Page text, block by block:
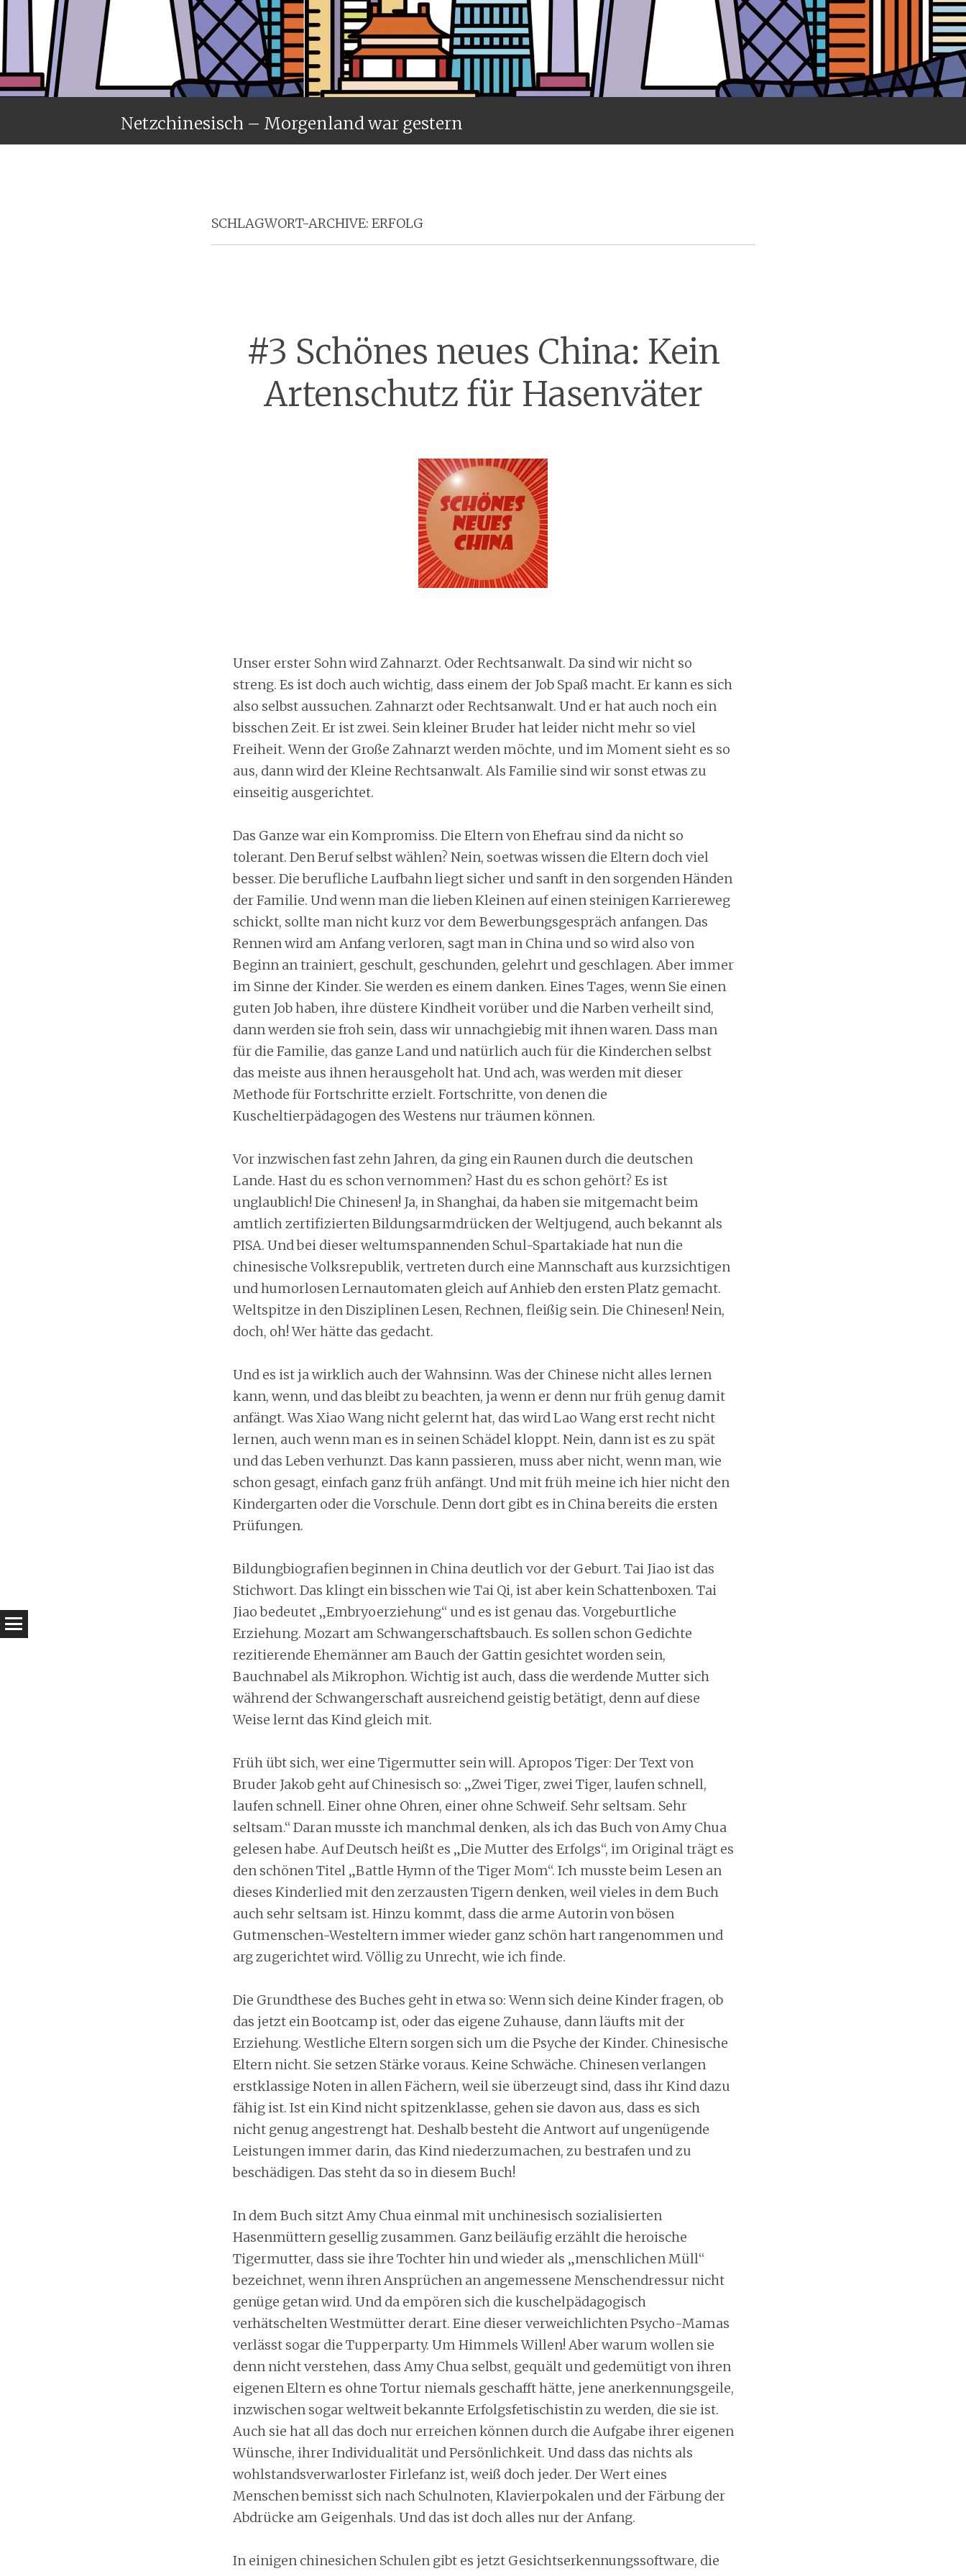
Netzchinesisch – Morgenland war gestern
SCHLAGWORT-ARCHIVE: ERFOLG
#3 Schönes neues China: Kein
Artenschutz für Hasenväter
Unser erster Sohn wird Zahnarzt. Oder Rechtsanwalt. Da sind wir nicht so
streng. Es ist doch auch wichtig, dass einem der Job Spaß macht. Er kann es sich
also selbst aussuchen. Zahnarzt oder Rechtsanwalt. Und er hat auch noch ein
bisschen Zeit. Er ist zwei. Sein kleiner Bruder hat leider nicht mehr so viel
Freiheit. Wenn der Große Zahnarzt werden möchte, und im Moment sieht es so
aus, dann wird der Kleine Rechtsanwalt. Als Familie sind wir sonst etwas zu
einseitig ausgerichtet.
Das Ganze war ein Kompromiss. Die Eltern von Ehefrau sind da nicht so
tolerant. Den Beruf selbst wählen? Nein, soetwas wissen die Eltern doch viel
besser. Die berufliche Laufbahn liegt sicher und sanft in den sorgenden Händen
der Familie. Und wenn man die lieben Kleinen auf einen steinigen Karriereweg
schickt, sollte man nicht kurz vor dem Bewerbungsgespräch anfangen. Das
Rennen wird am Anfang verloren, sagt man in China und so wird also von
Beginn an trainiert, geschult, geschunden, gelehrt und geschlagen. Aber immer
im Sinne der Kinder. Sie werden es einem danken. Eines Tages, wenn Sie einen
guten Job haben, ihre düstere Kindheit vorüber und die Narben verheilt sind,
dann werden sie froh sein, dass wir unnachgiebig mit ihnen waren. Dass man
für die Familie, das ganze Land und natürlich auch für die Kinderchen selbst
das meiste aus ihnen herausgeholt hat. Und ach, was werden mit dieser
Methode für Fortschritte erzielt. Fortschritte, von denen die
Kuscheltierpädagogen des Westens nur träumen können.
Vor inzwischen fast zehn Jahren, da ging ein Raunen durch die deutschen
Lande. Hast du es schon vernommen? Hast du es schon gehört? Es ist
unglaublich! Die Chinesen! Ja, in Shanghai, da haben sie mitgemacht beim
amtlich zertifizierten Bildungsarmdrücken der Weltjugend, auch bekannt als
PISA. Und bei dieser weltumspannenden Schul-Spartakiade hat nun die
chinesische Volksrepublik, vertreten durch eine Mannschaft aus kurzsichtigen
und humorlosen Lernautomaten gleich auf Anhieb den ersten Platz gemacht.
Weltspitze in den Disziplinen Lesen, Rechnen, fleißig sein. Die Chinesen! Nein,
doch, oh! Wer hätte das gedacht.
Und es ist ja wirklich auch der Wahnsinn. Was der Chinese nicht alles lernen
kann, wenn, und das bleibt zu beachten, ja wenn er denn nur früh genug damit
anfängt. Was Xiao Wang nicht gelernt hat, das wird Lao Wang erst recht nicht
lernen, auch wenn man es in seinen Schädel kloppt. Nein, dann ist es zu spät
und das Leben verhunzt. Das kann passieren, muss aber nicht, wenn man, wie
schon gesagt, einfach ganz früh anfängt. Und mit früh meine ich hier nicht den
Kindergarten oder die Vorschule. Denn dort gibt es in China bereits die ersten
Prüfungen.
Bildungbiografien beginnen in China deutlich vor der Geburt. Tai Jiao ist das
Stichwort. Das klingt ein bisschen wie Tai Qi, ist aber kein Schattenboxen. Tai
Jiao bedeutet „Embryoerziehung“ und es ist genau das. Vorgeburtliche
Erziehung. Mozart am Schwangerschaftsbauch. Es sollen schon Gedichte
rezitierende Ehemänner am Bauch der Gattin gesichtet worden sein,
Bauchnabel als Mikrophon. Wichtig ist auch, dass die werdende Mutter sich
während der Schwangerschaft ausreichend geistig betätigt, denn auf diese
Weise lernt das Kind gleich mit.
Früh übt sich, wer eine Tigermutter sein will. Apropos Tiger: Der Text von
Bruder Jakob geht auf Chinesisch so: „Zwei Tiger, zwei Tiger, laufen schnell,
laufen schnell. Einer ohne Ohren, einer ohne Schweif. Sehr seltsam. Sehr
seltsam.“ Daran musste ich manchmal denken, als ich das Buch von Amy Chua
gelesen habe. Auf Deutsch heißt es „Die Mutter des Erfolgs“, im Original trägt es
den schönen Titel „Battle Hymn of the Tiger Mom“. Ich musste beim Lesen an
dieses Kinderlied mit den zerzausten Tigern denken, weil vieles in dem Buch
auch sehr seltsam ist. Hinzu kommt, dass die arme Autorin von bösen
Gutmenschen-Westeltern immer wieder ganz schön hart rangenommen und
arg zugerichtet wird. Völlig zu Unrecht, wie ich finde.
Die Grundthese des Buches geht in etwa so: Wenn sich deine Kinder fragen, ob
das jetzt ein Bootcamp ist, oder das eigene Zuhause, dann läufts mit der
Erziehung. Westliche Eltern sorgen sich um die Psyche der Kinder. Chinesische
Eltern nicht. Sie setzen Stärke voraus. Keine Schwäche. Chinesen verlangen
erstklassige Noten in allen Fächern, weil sie überzeugt sind, dass ihr Kind dazu
fähig ist. Ist ein Kind nicht spitzenklasse, gehen sie davon aus, dass es sich
nicht genug angestrengt hat. Deshalb besteht die Antwort auf ungenügende
Leistungen immer darin, das Kind niederzumachen, zu bestrafen und zu
beschädigen. Das steht da so in diesem Buch!
In dem Buch sitzt Amy Chua einmal mit unchinesisch sozialisierten
Hasenmüttern gesellig zusammen. Ganz beiläufig erzählt die heroische
Tigermutter, dass sie ihre Tochter hin und wieder als „menschlichen Müll“
bezeichnet, wenn ihren Ansprüchen an angemessene Menschendressur nicht
genüge getan wird. Und da empören sich die kuschelpädagogisch
verhätschelten Westmütter derart. Eine dieser verweichlichten Psycho-Mamas
verlässt sogar die Tupperparty. Um Himmels Willen! Aber warum wollen sie
denn nicht verstehen, dass Amy Chua selbst, gequält und gedemütigt von ihren
eigenen Eltern es ohne Tortur niemals geschafft hätte, jene anerkennungsgeile,
inzwischen sogar weltweit bekannte Erfolgsfetischistin zu werden, die sie ist.
Auch sie hat all das doch nur erreichen können durch die Aufgabe ihrer eigenen
Wünsche, ihrer Individualität und Persönlichkeit. Und dass das nichts als
wohlstandsverwarloster Firlefanz ist, weiß doch jeder. Der Wert eines
Menschen bemisst sich nach Schulnoten, Klavierpokalen und der Färbung der
Abdrücke am Geigenhals. Und das ist doch alles nur der Anfang.
In einigen chinesichen Schulen gibt es jetzt Gesichtserkennungssoftware, die